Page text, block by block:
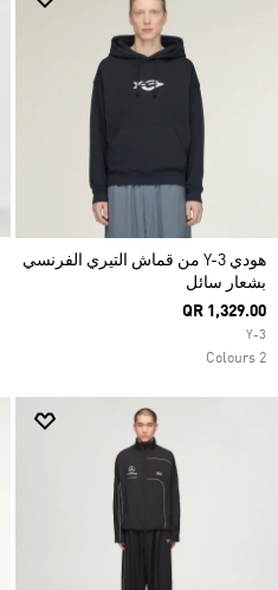
هودي Y-3 من قماش التيري الفرنسي
بشعار سائل
QR 1,329.00
Y-3
2 Colours